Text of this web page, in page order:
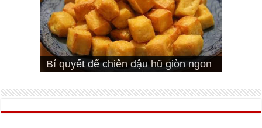
Cách pha nước mắm trộn gỏi ngon
bá cháy
Bí quyết để chiên đậu hũ giòn ngon
Cách ướp sườn non nướng ngon
đúng vị
Cách ướp thịt heo chiên ngon mềm
Bật mí cách ướp sườn cơm tấm
ngon